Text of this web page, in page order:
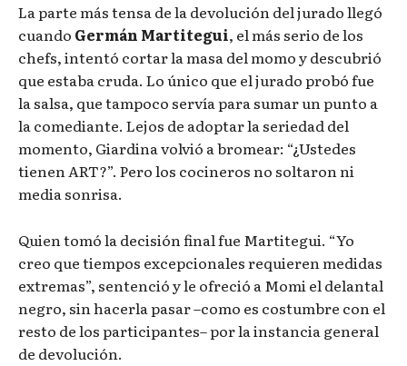
La parte más tensa de la devolución del jurado llegó
cuando Germán Martitegui, el más serio de los
chefs, intentó cortar la masa del momo y descubrió
que estaba cruda. Lo único que el jurado probó fue
la salsa, que tampoco servía para sumar un punto a
la comediante. Lejos de adoptar la seriedad del
momento, Giardina volvió a bromear: “¿Ustedes
tienen ART?”. Pero los cocineros no soltaron ni
media sonrisa.
Quien tomó la decisión final fue Martitegui. “Yo
creo que tiempos excepcionales requieren medidas
extremas”, sentenció y le ofreció a Momi el delantal
negro, sin hacerla pasar –como es costumbre con el
resto de los participantes– por la instancia general
de devolución.